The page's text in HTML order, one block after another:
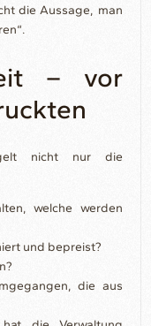
die Aussage, man
– vor
nicht nur die
welche werden
und bepreist?
die aus